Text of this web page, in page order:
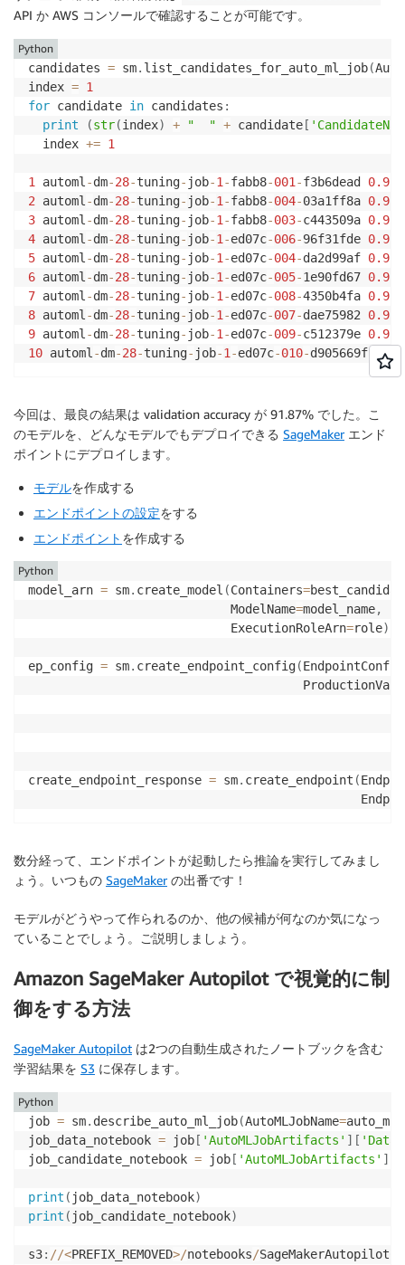
API か AWS コンソールで確認することが可能です。
candidates = sm. list_candidates_for_auto_ml_job(
index = 1
for candidate in candidates :
print
(str(index) + "  " + candidate[
  index
+= 1
1 automl -dm-28-tuning- job-1 -fabb8-001 -f3b6dead
2 automl -dm-28-tuning- job-1 -fabb8-004-03a1ff8a
3 automl -dm-28-tuning- job-1 -fabb8-003-c443509a
4 automl -dm-28-tuning- job-1 -ed07c-006-96f31fde
5 automl -dm-28-tuning- job-1 -ed07c-004-da2d99af
6 automl -dm-28-tuning- job-1 -ed07c-005-1e90fd67
7 automl -dm-28-tuning- job-1 -ed07c-008-4350b4fa
8 automl -dm-28-tuning- job-1 -ed07c-007-dae75982
9 automl -dm-28-tuning- job-1 -ed07c-009-c512379e
10 automl -dm-28-tuning- job-1 -ed07c-010-d905669f
Python
今回は、最良の結果は validation accuracy が 91.87% でした。こ
のモデルを、どんなモデルでもデプロイできる SageMakerエンド
ポイントにデプロイします。
モデルを作成する
エンドポイントの設定をする
エンドポイント を作成する
model_arn = sm. create_model (Containers=
                            ModelName
=model_name,
                            ExecutionRoleArn
=role)
ep_config = sm. create_endpoint_config(
create_endpoint_response = sm. create_endpoint (
Python
数分経って、エンドポイントが起動したら推論を実行してみまし
ょう。いつもの SageMakerの出番です！
モデルがどうやって作られるのか、他の候補が何なのか気になっ
ていることでしょう。ご説明しましょう。
Amazon SageMaker Autopilot で視覚的に制
御をする方法
SageMaker Autopilot は2つの自動生成されたノートブックを含む
学習結果を S3 に保存します。
job = sm. describe_auto_ml_job(AutoMLJobName=
job_data_notebook = job [ 'AutoMLJobArtifacts' ] [
job_candidate_notebook = job [ 'AutoMLJobArtifacts' ]
print ( job_data_notebook)
print ( job_candidate_notebook)
s3: //<PREFIX_REMOVED>/notebooks/
Python